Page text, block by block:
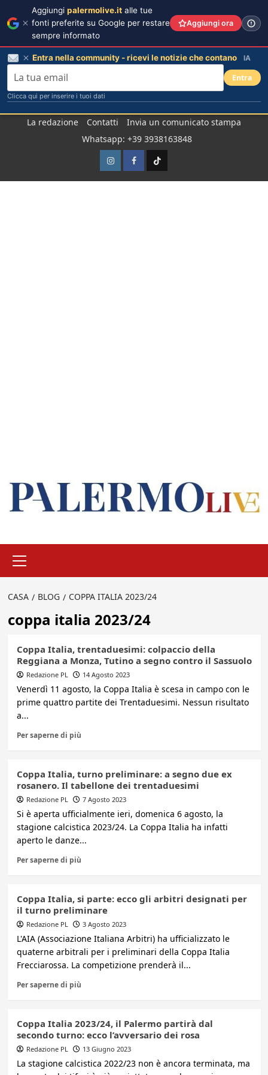
La redazione Contatti
Invia un comunicato stampa
Whatsapp: +39 3938163848
InstagramFacebook
TikTok
principale
CASA BLOG COPPA ITALIA 2023/24
coppa italia 2023/24
Coppa Italia, trentaduesimi: colpaccio della
Reggiana a Monza, Tutino a segno contro il Sassuolo
Redazione PL 14 Agosto 2023
Venerdì 11 agosto, la Coppa Italia è scesa in campo con le
prime quattro partite dei Trentaduesimi. Nessun risultato
a...
Per saperne di più
Coppa Italia, turno preliminare: a segno due ex
rosanero. Il tabellone dei trentaduesimi
Redazione PL 7 Agosto 2023
Si è aperta ufficialmente ieri, domenica 6 agosto, la
stagione calcistica 2023/24. La Coppa Italia ha infatti
aperto le danze...
Per saperne di più
Coppa Italia, si parte: ecco gli arbitri designati per
il turno preliminare
Redazione PL 3 Agosto 2023
L'AIA (Associazione Italiana Arbitri) ha ufficializzato le
quaterne arbitrali per i preliminari della Coppa Italia
Frecciarossa. La competizione prenderà il...
Per saperne di più
Coppa Italia 2023/24, il Palermo partirà dal
secondo turno: ecco l’avversario dei rosa
Redazione PL 13 Giugno 2023
La stagione calcistica 2022/23 non è ancora terminata, ma
Aggiungi palermolive.it alle tue
fonti preferite su Google per restare
sempre informato
Aggiungi ora
Entra nella community - ricevi le notizie che contano IA
Entra
Clicca qui per inserire i tuoi dati